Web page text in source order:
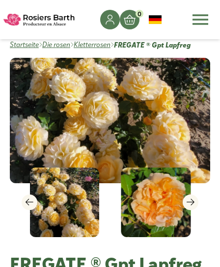
0
Startseite Die rosen Kletterrosen FREGATE ® Gpt Lapfreg